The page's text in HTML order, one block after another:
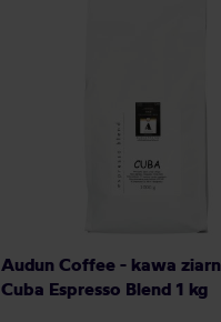
Audun Coffee - kawa
Cuba Espresso Blend 1 kg